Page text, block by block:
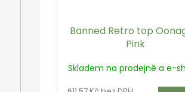
Banned Retro top
Pink
Skladem na prodejně a e-